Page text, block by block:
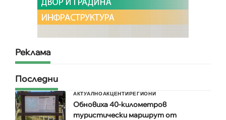
Реклама
Последни
АКТУАЛНОАКЦЕНТИРЕГИОНИ
Обновиха 40-километров
туристически маршрут от